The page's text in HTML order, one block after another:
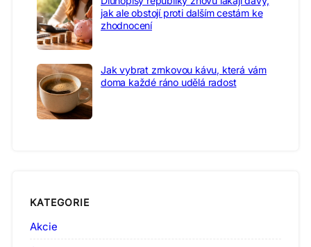
jak ale obstojí proti dalším cestám ke
zhodnocení
Jak vybrat zrnkovou kávu, která vám
doma každé ráno udělá radost
KATEGORIE
Akcie